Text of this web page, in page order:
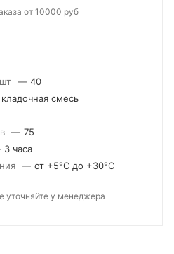
от 10000 руб
— 40
смесь
— 75
3 часа
— от +5°С до +30°С
уточняйте у менеджера